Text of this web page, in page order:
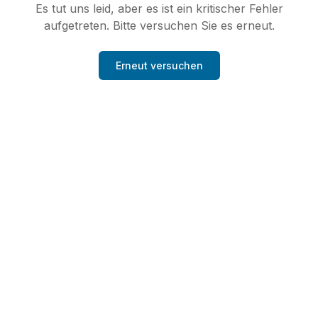
Es tut uns leid, aber es ist ein kritischer Fehler
aufgetreten. Bitte versuchen Sie es erneut.
Erneut versuchen